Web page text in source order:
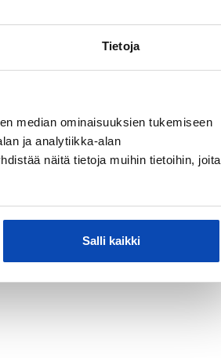
Tietoja
median ominaisuuksien tukemiseen
ja analytiikka-alan
näitä tietoja muihin tietoihin, joita
Salli kaikki